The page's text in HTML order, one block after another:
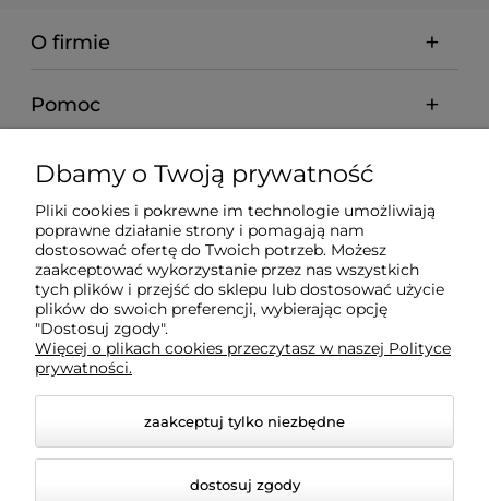
O firmie
Pomoc
Dostawa
Gwarancja i zwroty
Moje konto
Inne
Dbamy o Twoją prywatność
Pliki cookies i pokrewne im technologie umożliwiają
poprawne działanie strony i pomagają nam
dostosować ofertę do Twoich potrzeb. Możesz
zaakceptować wykorzystanie przez nas wszystkich
tych plików i przejść do sklepu lub dostosować użycie
plików do swoich preferencji, wybierając opcję
"Dostosuj zgody".
Więcej o plikach cookies przeczytasz w naszej Polityce
prywatności.
zaakceptuj tylko niezbędne
dostosuj zgody